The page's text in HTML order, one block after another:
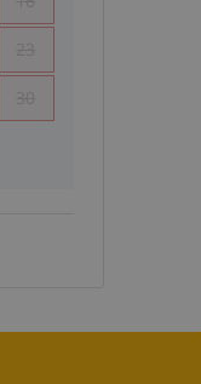
23
30